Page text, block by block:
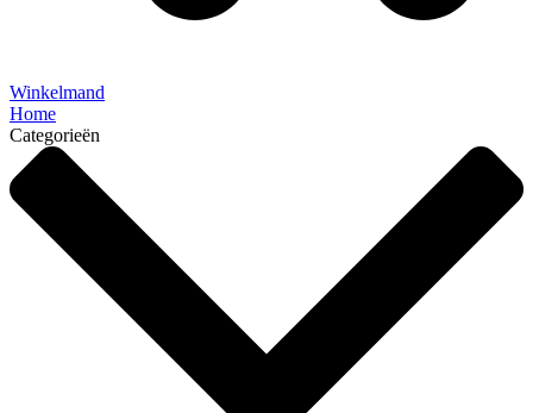
Winkelmand
Home
Categorieën